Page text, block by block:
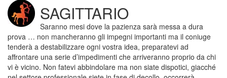
SAGITTARIO
Saranno mesi dove la pazienza sarà messa a dura
prova … non mancheranno gli impegni importanti ma il coniuge
tenderà a destabilizzare ogni vostra idea, preparatevi ad
affrontare una serie d’impedimenti che arriveranno proprio da chi
vi è vicino. Non fatevi abbindolare ma non siate dispotici, giacché